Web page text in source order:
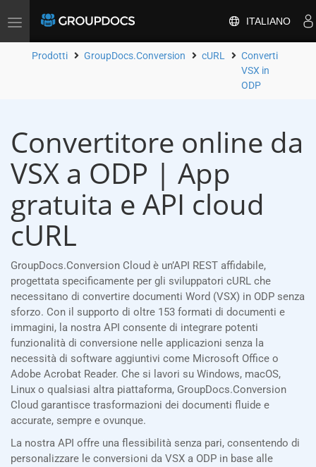
Attiva/disattiva
navigazione
ITALIANO
Prodotti GroupDocs.Conversion cURL
Converti
VSX in
ODP
Convertitore online da
VSX a ODP | App
gratuita e API cloud
cURL
GroupDocs.Conversion Cloud è un’API REST affidabile,
progettata specificamente per gli sviluppatori cURL che
necessitano di convertire documenti Word (VSX) in ODP senza
sforzo. Con il supporto di oltre 153 formati di documenti e
immagini, la nostra API consente di integrare potenti
funzionalità di conversione nelle applicazioni senza la
necessità di software aggiuntivi come Microsoft Office o
Adobe Acrobat Reader. Che si lavori su Windows, macOS,
Linux o qualsiasi altra piattaforma, GroupDocs.Conversion
Cloud garantisce trasformazioni dei documenti fluide e
accurate, sempre e ovunque.
La nostra API offre una flessibilità senza pari, consentendo di
personalizzare le conversioni da VSX a ODP in base alle